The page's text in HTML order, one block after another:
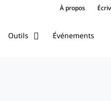
À propos
Outils Événements